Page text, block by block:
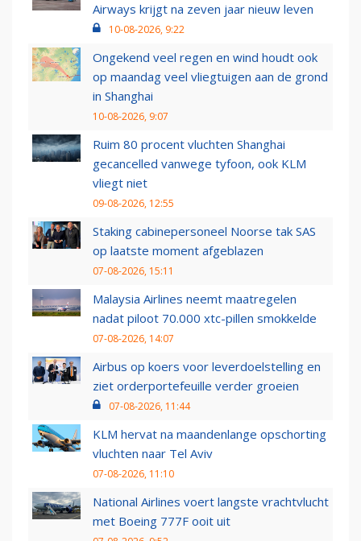
Airways krijgt na zeven jaar nieuw leven
10-08-2026, 9:22
Ongekend veel regen en wind houdt ook
op maandag veel vliegtuigen aan de grond
in Shanghai
10-08-2026, 9:07
Ruim 80 procent vluchten Shanghai
gecancelled vanwege tyfoon, ook KLM
vliegt niet
09-08-2026, 12:55
Staking cabinepersoneel Noorse tak SAS
op laatste moment afgeblazen
07-08-2026, 15:11
Malaysia Airlines neemt maatregelen
nadat piloot 70.000 xtc-pillen smokkelde
07-08-2026, 14:07
Airbus op koers voor leverdoelstelling en
ziet orderportefeuille verder groeien
07-08-2026, 11:44
KLM hervat na maandenlange opschorting
vluchten naar Tel Aviv
07-08-2026, 11:10
National Airlines voert langste vrachtvlucht
met Boeing 777F ooit uit